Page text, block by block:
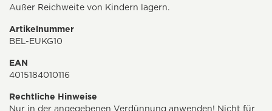
Außer Reichweite von Kindern lagern.
Artikelnummer
BEL-EUKG10
EAN
4015184010116
Rechtliche Hinweise
Nur in der angegebenen Verdünnung anwenden! Nicht für